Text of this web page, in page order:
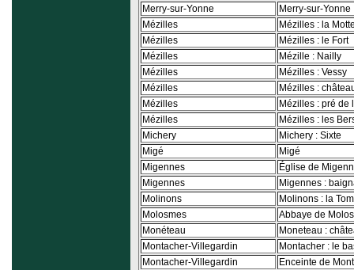
Merry-sur-Yonne
Merry-sur-Yonne
Mézilles
Mézilles : la
Mézilles
Mézilles : le Fort
Mézilles
Mézille : Nailly
Mézilles
Mézilles : Vessy
Mézilles
Mézilles :
Mézilles
Mézilles : pré de
Mézilles
Mézilles : les
Michery
Michery : Sixte
Migé
Migé
Migennes
Église de
Migennes
Migennes :
Molinons
Molinons : la
Molosmes
Abbaye de
Monéteau
Moneteau :
Montacher-Villegardin
Montacher : le
Montacher-Villegardin
Enceinte de